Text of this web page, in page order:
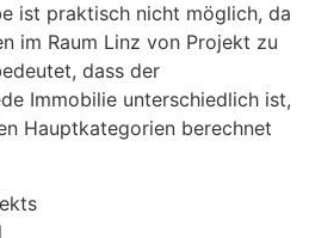
ist praktisch nicht möglich, da
im Raum Linz von Projekt zu
dass der
Immobilie unterschiedlich ist,
Hauptkategorien berechnet